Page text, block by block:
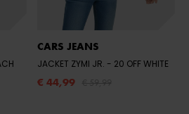
CARS JEANS
JACKET ZYMI JR. - 20 OFF WHITE
€ 44,99